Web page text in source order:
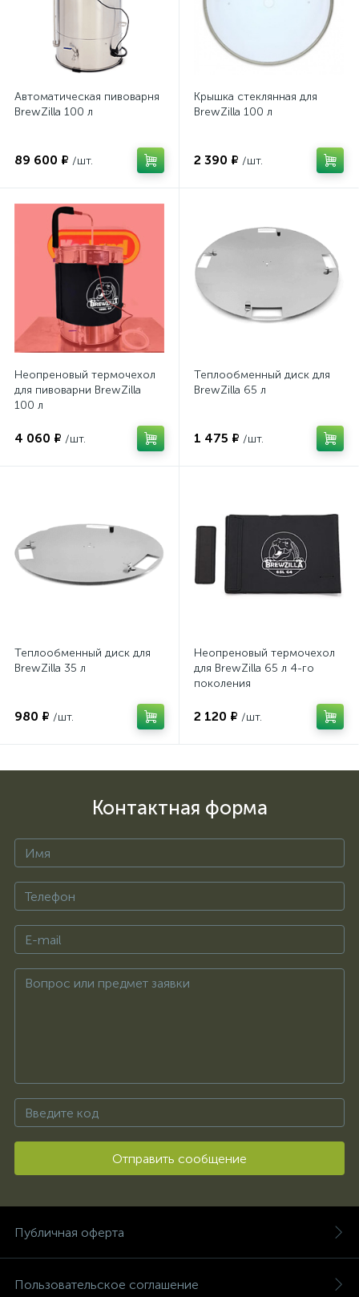
Автоматическая пивоварня
BrewZilla 100 л
89 600 ₽ /шт.
Крышка стеклянная для
BrewZilla 100 л
2 390 ₽ /шт.
Неопреновый термочехол
для пивоварни BrewZilla
100 л
4 060 ₽ /шт.
Теплообменный диск для
BrewZilla 65 л
1 475 ₽ /шт.
Теплообменный диск для
BrewZilla 35 л
980 ₽ /шт.
Неопреновый термочехол
для BrewZilla 65 л 4-го
поколения
2 120 ₽ /шт.
Контактная форма
Отправить сообщение
Публичная оферта
Пользовательское соглашение